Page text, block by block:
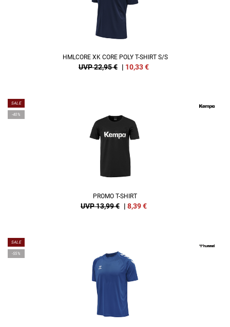
HMLCORE XK CORE POLY T-SHIRT S/S
UVP 22,95 € | 10,33€
SALE
-40%
PROMO T-SHIRT
UVP 13,99 € | 8,39€
SALE
-55%